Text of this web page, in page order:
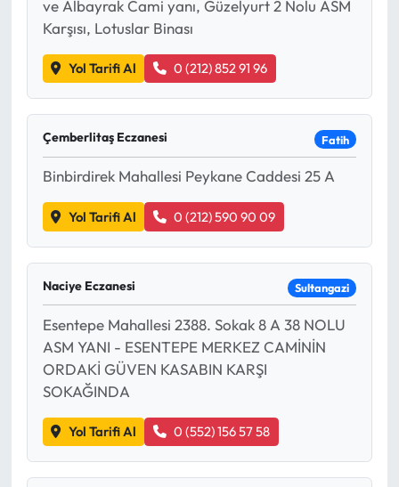
ve Albayrak Cami yanı, Güzelyurt 2 Nolu ASM
Karşısı, Lotuslar Binası
Yol Tarifi Al 0 (212) 852 91 96
Çemberlitaş Eczanesi Fatih
Binbirdirek Mahallesi Peykane Caddesi 25 A
Yol Tarifi Al 0 (212) 590 90 09
Naciye Eczanesi Sultangazi
Esentepe Mahallesi 2388. Sokak 8 A 38 NOLU
ASM YANI - ESENTEPE MERKEZ CAMİNİN
ORDAKİ GÜVEN KASABIN KARŞI
SOKAĞINDA
Yol Tarifi Al 0 (552) 156 57 58